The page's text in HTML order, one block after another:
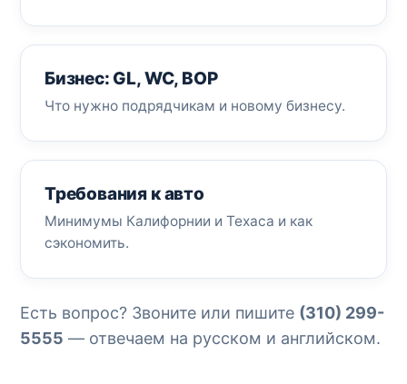
Бизнес: GL, WC, BOP
Что нужно подрядчикам и новому бизнесу.
Требования к авто
Минимумы Калифорнии и Техаса и как
сэкономить.
Есть вопрос? Звоните или пишите (310) 299-
5555 — отвечаем на русском и английском.